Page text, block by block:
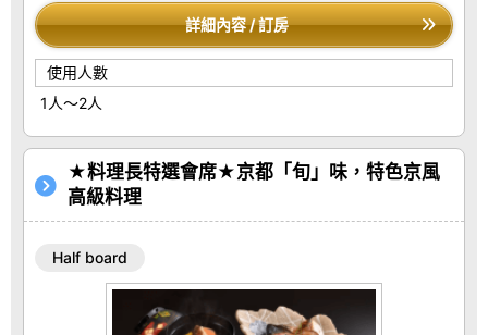
詳細內容 / 訂房
使用人數
1人～2人
★料理長特選會席★京都「旬」味，特色京風
高級料理
Half board